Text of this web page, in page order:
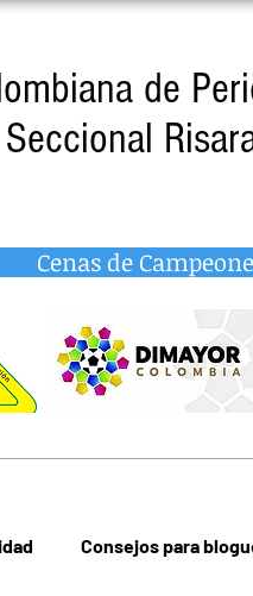
de
Seccional
Cenas de
Consejos para